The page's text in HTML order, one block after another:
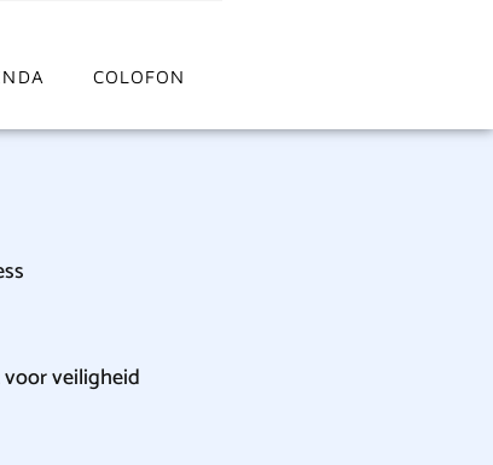
COLOFON
veiligheid